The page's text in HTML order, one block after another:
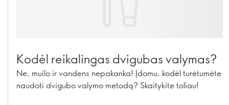
Kodėl reikalingas dvigubas valymas?
Ne, muilo ir vandens nepakanka! Įdomu, kodėl turėtumėte
naudoti dvigubo valymo metodą? Skaitykite toliau!